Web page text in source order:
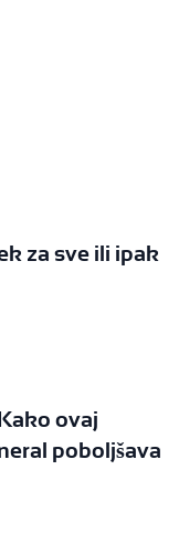
za sve ili ipak
ovaj
poboljšava